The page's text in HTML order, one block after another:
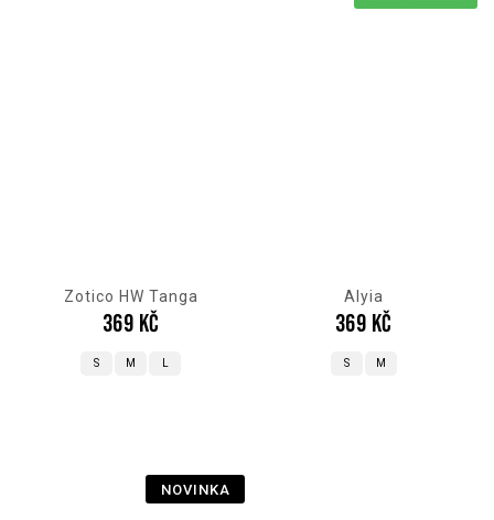
Zotico HW Tanga
369 Kč
S M
Alyia
369 Kč
S M
NOVINKA